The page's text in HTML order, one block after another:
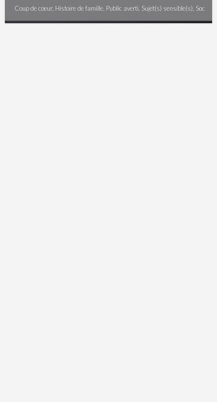
Coup de coeur, Histoire de famille, Public averti, Sujet(s) sensible(s), Sociétal